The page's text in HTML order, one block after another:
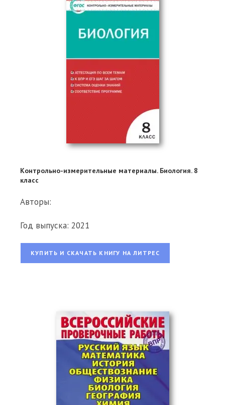
Контрольно-измерительные материалы. Биология. 8
класс
Авторы:
Год выпуска: 2021
КУПИТЬ И СКАЧАТЬ КНИГУ НА ЛИТРЕС